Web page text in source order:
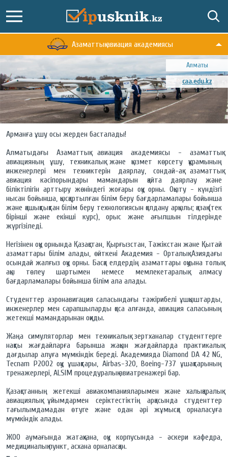
Азаматтық авиация академиясы
Алматы
caa.edu.kz
Арманға ұшу осы жерден басталады!
Алматыдағы Азаматтық авиация академиясы - азаматтық
авиацияның ұшу, техникалық және қызмет көрсету құрамының
инженерлері мен техниктерін даярлау, сондай-ақ азаматтық
авиация кәсіпорындары мамандарын қайта даярлау және
біліктілігін арттыру жөніндегі жоғары оқу орны. Оқыту - күндізгі
нысан бойынша, қысқартылған білім беру бағдарламалары бойынша
және қашықтықтан білім беру технологиясын қолдану арқылы; қазақ (тек
бірінші және екінші курс), орыс және ағылшын тілдерінде
жүргізіледі.
Негізінен оқу орнында Қазақстан, Қырғызстан, Тәжікстан және Қытай
азаматтары білім алады, өйткені Академия - Орталық Азиядағы
осындай жалғыз оқу орны. Басқа елдердiң азаматтары оқуына толық
ақы төлеу шартымен немесе мемлекетаралық алмасу
бағдарламалары бойынша бiлiм ала алады.
Студенттер аэронавигация саласындағы тәжірибелі ұшқыштарды,
инженерлер мен сарапшыларды қоса алғанда, авиация саласының
жетекші мамандарынан оқиды.
Жаңа симуляторлар мен техникалық зертханалар студенттерге
нақты жағдайларға барынша жақын жағдайларда практикалық
дағдылар алуға мүмкіндік береді. Академияда Diamond DA 42 NG,
Tecnam P2002 оқу ұшақтары, Airbas-320, Boeing-737 ұшақтарының
тренажерлері, ALSIM процедуралық авиатренажері бар.
Қазақстанның жетекші авиакомпанияларымен және халықаралық
авиациялық ұйымдармен серіктестіктің арқасында студенттер
тағылымдамадан өтуге және одан әрі жұмысқа орналасуға
мүмкіндік алады.
ЖОО аумағында жатақхана, оқу корпусында - әскери кафедра,
медициналық пункт, асхана орналасқан.